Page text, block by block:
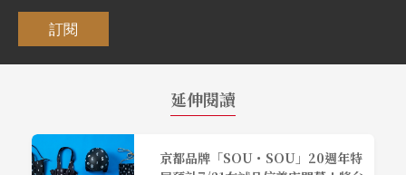
訂閱
延伸閱讀
京都品牌「SOU・SOU」20週年特